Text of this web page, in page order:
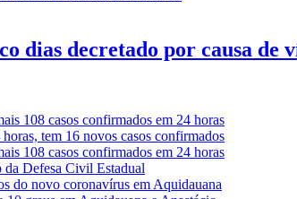
dias decretado por causa de